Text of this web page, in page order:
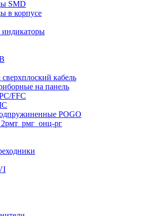
SMD
в корпусе
сверхплоский кабель
на панель
FFC
POGO
рг